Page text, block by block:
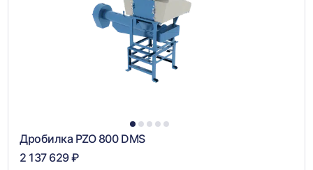
1 2 3 4 5
Дробилка PZO 800 DMS
2 137 629 ₽